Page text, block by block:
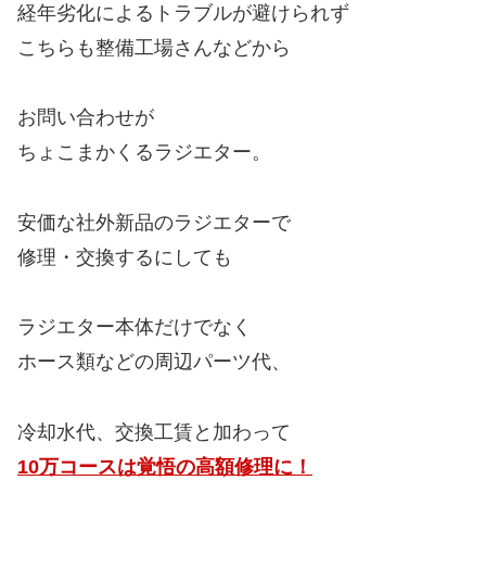
経年劣化によるトラブルが避けられず
こちらも整備工場さんなどから
お問い合わせが
ちょこまかくるラジエター。
安価な社外新品のラジエターで
修理・交換するにしても
ラジエター本体だけでなく
ホース類などの周辺パーツ代、
冷却水代、交換工賃と加わって
10万コースは覚悟の高額修理に！